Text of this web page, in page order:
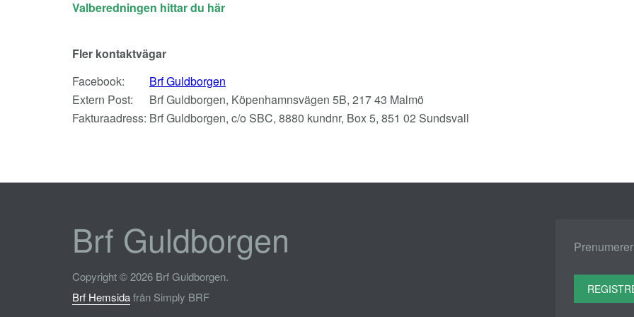
Valberedningen hittar du här
Fler kontaktvägar
Facebook:
Brf Guldborgen
Extern Post:
Brf Guldborgen, Köpenhamnsvägen 5B, 217 43 Malmö
Fakturaadress: Brf Guldborgen, c/o SBC, 8880 kundnr, Box 5, 851 02 Sundsvall
Brf Guldborgen
Copyright © 2026 Brf Guldborgen.
Brf Hemsidafrån Simply BRF